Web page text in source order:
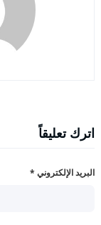
اترك تعليقاً
البريد الإلكتروني *